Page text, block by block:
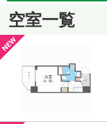
空室一覧